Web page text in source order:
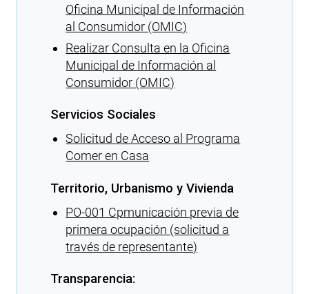
Oficina Municipal de Información
al Consumidor (OMIC)
Realizar Consulta en la Oficina
Municipal de Información al
Consumidor (OMIC)
Servicios Sociales
Solicitud de Acceso al Programa
Comer en Casa
Territorio, Urbanismo y Vivienda
PO-001 Cpmunicación previa de
primera ocupación (solicitud a
través de representante)
Transparencia: